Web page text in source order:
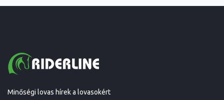
Minőségi lovas hírek a lovasokért